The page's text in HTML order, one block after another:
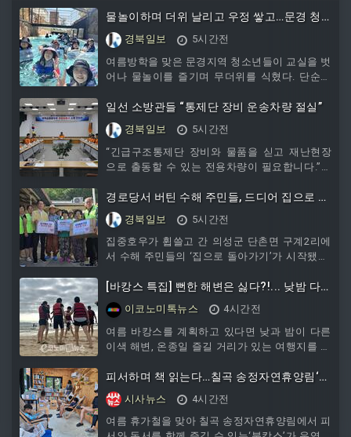
물놀이하며 더위 날리고 우정 쌓고…문경 청
소년들의 ‘COOL한 여름’
경북일보
5시간전
여름방학을 맞은 문경지역 청소년들이 교실을 벗
어나 물놀이를 즐기며 무더위를 식혔다. 단순한
을 통해 방학 중 쌓인 스트레스를 풀고 공동체 의
식을 키우는 시간이 됐다.문경시청소년방과후아
카데미는 지난 6일 대구 스파밸리 워터파크에서
특별주중체험
일선 소방관들 “통제단 장비 운송차량 절실”
경북일보
5시간전
“긴급구조통제단 장비와 물품을 싣고 재난현장
으로 출동할 수 있는 전용차량이 필요합니다.”대
긴급구조통제단의 기동성을 높이기 위한 장비 운
송 전용차량 필요성이 일선 소방관들 사이에서
제기됐다.형식적인 업무보고보다 실제 재난현장
에서 겪는 어려
경로당서 버틴 수해 주민들, 드디어 집으로 돌
아왔다경북일보
5시간전
집중호우가 휩쓸고 간 의성군 단촌면 구계2리에
서 수해 주민들의 ‘집으로 돌아가기’가 시작됐다.
내야 했던 주민들은 도배와 장판을 새로 마친 집
으로 돌아와 살림살이를 하나씩 들이고 있다. 그
러나 무더위 속에서 가재도구를 옮기고 집 안팎
을 정리해
[바캉스 특집] 뻔한 해변은 싫다?!... 낮밤 다
른 변산해수욕장 비치파티
이코노미톡뉴스
4시간전
여름 바캉스를 계획하고 있다면 낮과 밤이 다른
이색 해변, 온종일 즐길 거리가 있는 여행지를 눈
피서하며 책 읽는다…칠곡 송정자연휴양림‘북
캉스’하세요
시사뉴스
4시간전
여름 휴가철을 맞아 칠곡 송정자연휴양림에서 피